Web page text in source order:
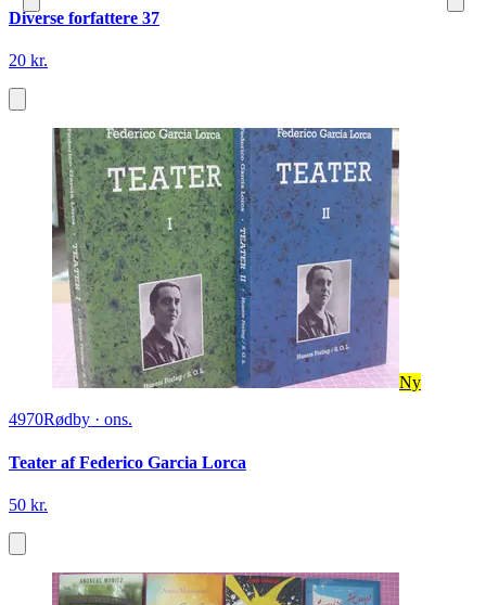
Diverse forfattere 37
20 kr.
Ny
4970Rødby · ons.
Teater af Federico Garcia Lorca
50 kr.